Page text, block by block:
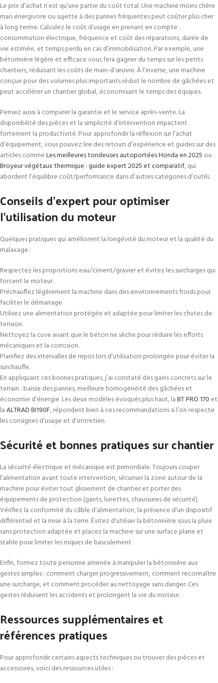
Le prix d’achat n’est qu’une partie du coût total. Une machine moins chère
mais énergivore ou sujette à des pannes fréquentes peut coûter plus cher
à long terme. Calculez le coût d’usage en prenant en compte :
consommation électrique, fréquence et coût des réparations, durée de
vie estimée, et temps perdu en cas d’immobilisation. Par exemple, une
bétonnière légère et efficace vous fera gagner du temps sur les petits
chantiers, réduisant les coûts de main-d’œuvre. À l’inverse, une machine
conçue pour des volumes plus importants réduit le nombre de gâchées et
peut accélérer un chantier global, économisant le temps des équipes.
Pensez aussi à comparer la garantie et le service après-vente. La
disponibilité des pièces et la simplicité d’intervention impactent
fortement la productivité. Pour approfondir la réflexion sur l’achat
d’équipement, vous pouvez lire des retours d’expérience et guides sur des
articles commeLes meilleures tondeuses autoportées Honda en 2025 ou
Broyeur végétaux thermique : guide expert 2025 et comparatif, qui
abordent l’équilibre coût/performance dans d’autres catégories d’outils.
Conseils d’expert pour optimiser
l’utilisation du moteur
Quelques pratiques qui améliorent la longévité du moteur et la qualité du
malaxage :
Respectez les proportions eau/ciment/gravier et évitez les surcharges qui
forcent le moteur.
Préchauffez légèrement la machine dans des environnements froids pour
faciliter le démarrage.
Utilisez une alimentation protégée et adaptée pour limiter les chutes de
tension.
Nettoyez la cuve avant que le béton ne sèche pour réduire les efforts
mécaniques et la corrosion.
Planifiez des intervalles de repos lors d’utilisation prolongée pour éviter la
surchauffe.
En appliquant ces bonnes pratiques, j’ai constaté des gains concrets sur le
terrain : baisse des pannes, meilleure homogénéité des gâchées et
économie d’énergie. Les deux modèles évoqués plus haut, laBT PRO 170 et
laALTRAD BI190F, répondent bien à ces recommandations si l’on respecte
les consignes d’usage et d’entretien.
Sécurité et bonnes pratiques sur chantier
La sécurité électrique et mécanique est primordiale. Toujours couper
l’alimentation avant toute intervention, sécuriser la zone autour de la
machine pour éviter tout glissement de chantier et porter des
équipements de protection (gants, lunettes, chaussures de sécurité).
Vérifiez la conformité du câble d’alimentation, la présence d’un dispositif
différentiel et la mise à la terre. Évitez d’utiliser la bétonnière sous la pluie
sans protection adaptée et placez la machine sur une surface plane et
stable pour limiter les risques de basculement.
Enfin, formez toute personne amenée à manipuler la bétonnière aux
gestes simples : comment charger progressivement, comment reconnaître
une surcharge, et comment procéder au nettoyage sans danger. Ces
gestes réduisent les accidents et prolongent la vie du moteur.
Ressources supplémentaires et
références pratiques
Pour approfondir certains aspects techniques ou trouver des pièces et
accessoires, voici des ressources utiles :